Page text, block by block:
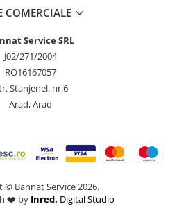
COMERCIALE
Service SRL
J02/271/2004
RO16167057
Stanjenel, nr.6
Arad, Arad
© Bannat Service 2026.
❤️ by Inred. Digital Studio